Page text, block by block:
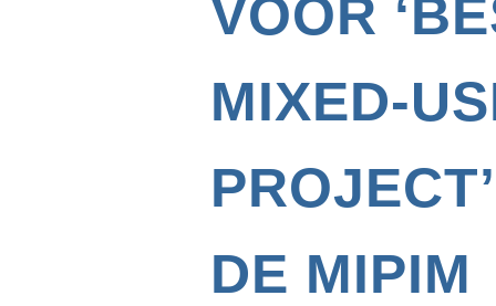
VOOR
MIXED-
DE MIPIM